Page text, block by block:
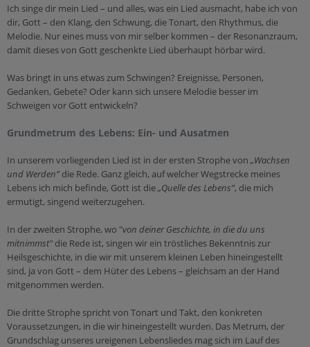
Sakramente
Taufe
Firmung
Eucharistie
Beichte
Ehe
Weihe
Heilige Zeiten
Farben & Symbole
Sonntag
Orte & Worte
Selige & Heilige
Leben
Kinder & Jugend
Mensch & Arbeit
Medienverleih
Epolmedia
Ich möchte...
meine Freizeit gestalten!
mich weiterbilden!
Beratung
Ehe & Beziehung
Mobbing
Missbrauch & Gewalt
Prävention & Kinder/Jugendschutz
Sekten & Weltanschauungsfragen
Orden und Klöster
Citypastoral
Caritas
Katholisches Bildungswerk
Katholische Aktion
Ämter & Einrichtungen
Schulamt
Ordinariat
Ich singe dir mein Lied – und alles, was ein Lied ausmacht, habe ich von
dir, Gott – den Klang, den Schwung, die Tonart, den Rhythmus, die
Melodie. Nur eines muss von mir selber kommen – der Resonanzraum,
damit dieses von Gott geschenkte Lied überhaupt hörbar wird.
Was bringt in uns etwas zum Schwingen? Ereignisse, Personen,
Gedanken, Gebete? Oder kann sich unsere Melodie besser im
Schweigen vor Gott entwickeln?
Grundmetrum des Lebens: Ein- und Ausatmen
In unserem vorliegenden Lied ist in der ersten Strophe von „Wachsen
und Werden”die Rede. Ganz gleich, auf welcher Wegstrecke meines
Lebens ich mich befinde, Gott ist die„Quelle des Lebens”, die mich
ermutigt, singend weiterzugehen.
In der zweiten Strophe, wo "von deiner Geschichte, in die du uns
mitnimmst" die Rede ist, singen wir ein tröstliches Bekenntnis zur
Heilsgeschichte, in die wir mit unserem kleinen Leben hineingestellt
sind, ja von Gott – dem Hüter des Lebens – gleichsam an der Hand
mitgenommen werden.
Die dritte Strophe spricht von Tonart und Takt, den konkreten
Voraussetzungen, in die wir hineingestellt wurden. Das Metrum, der
Grundschlag unseres ureigenen Lebensliedes mag sich im Lauf des